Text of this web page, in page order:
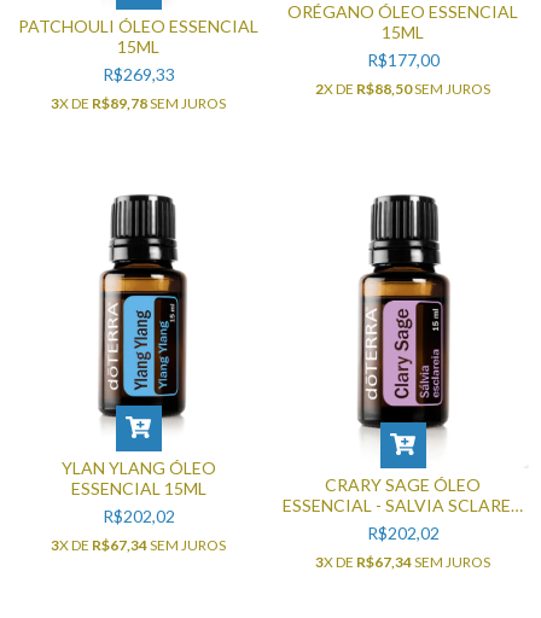
PATCHOULI ÓLEO ESSENCIAL
15ML
R$269,33
3X DE R$89,78SEM JUROS
ORÉGANO ÓLEO ESSENCIAL
15ML
R$177,00
2X DE R$88,50SEM JUROS
YLAN YLANG ÓLEO
ESSENCIAL 15ML
R$202,02
3X DE R$67,34SEM JUROS
CRARY SAGE ÓLEO
ESSENCIAL - SALVIA SCLAREA
15ML
R$202,02
3X DE R$67,34SEM JUROS